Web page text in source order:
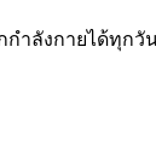
ลังกายได้ทุกวัน